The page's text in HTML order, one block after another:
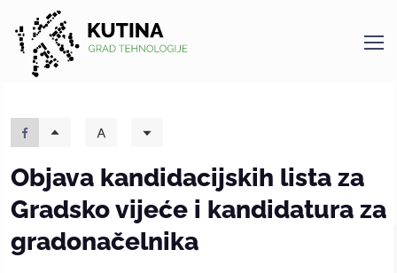
Kutina
Objava kandidacijskih lista za
Gradsko vijeće i kandidatura za
gradonačelnika